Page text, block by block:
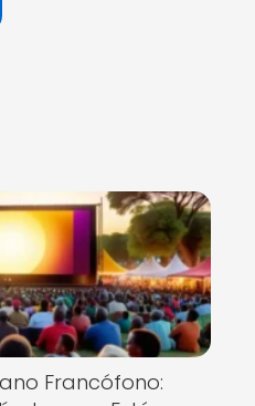
Francófono: